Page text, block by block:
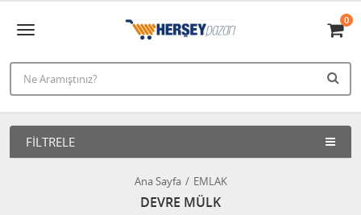
0
FILTRELE
Ana Sayfa EMLAK
DEVRE MÜLK